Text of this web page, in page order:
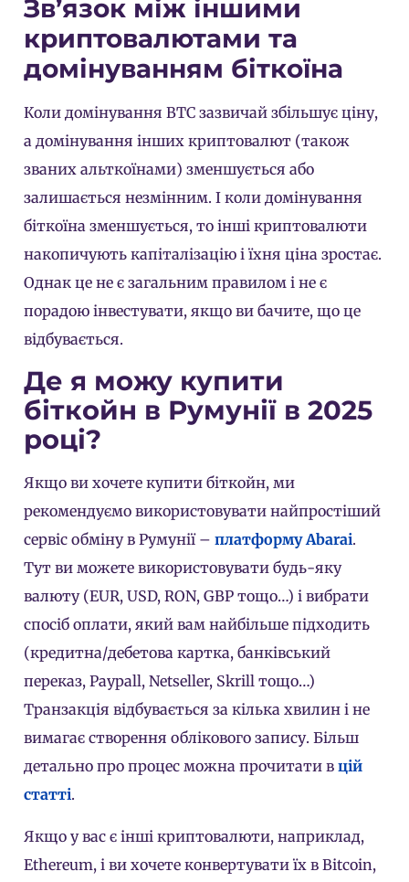
Зв’язок між іншими
криптовалютами та
домінуванням біткоїна
Коли домінування BTC зазвичай збільшує ціну,
а домінування інших криптовалют (також
званих альткоїнами) зменшується або
залишається незмінним. І коли домінування
біткоїна зменшується, то інші криптовалюти
накопичують капіталізацію і їхня ціна зростає.
Однак це не є загальним правилом і не є
порадою інвестувати, якщо ви бачите, що це
відбувається.
Де я можу купити
біткойн в Румунії в 2025
році?
Якщо ви хочете купити біткойн, ми
рекомендуємо використовувати найпростіший
сервіс обміну в Румунії – платформу Abarai.
Тут ви можете використовувати будь-яку
валюту (EUR, USD, RON, GBP тощо…) і вибрати
спосіб оплати, який вам найбільше підходить
(кредитна/дебетова картка, банківський
переказ, Paypall, Netseller, Skrill тощо…)
Транзакція відбувається за кілька хвилин і не
вимагає створення облікового запису. Більш
детально про процес можна прочитати в цій
статті.
Якщо у вас є інші криптовалюти, наприклад,
Ethereum, і ви хочете конвертувати їх в Bitcoin,